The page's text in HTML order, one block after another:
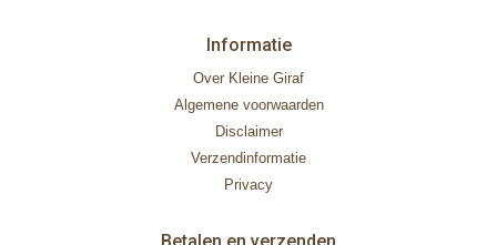
Informatie
Over Kleine Giraf
Algemene voorwaarden
Disclaimer
Verzendinformatie
Privacy